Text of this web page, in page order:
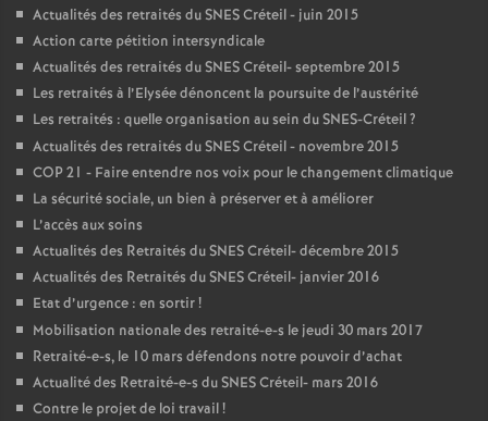
Actualités des retraités duSNESCréteil - juin 2015
Action carte pétition intersyndicale
Actualités des retraités duSNESCréteil- septembre 2015
Les retraités à l’Elysée dénoncent la poursuite de l’austérité
Les retraités : quelle organisation au sein duSNES-Créteil?
Actualités des retraités duSNESCréteil - novembre 2015
COP21 - Faire entendre nos voix pour le changement climatique
La sécurité sociale, un bien à préserver et à améliorer
L’accès aux soins
Actualités des Retraités duSNESCréteil- décembre 2015
Actualités des Retraités duSNESCréteil- janvier 2016
Etat d’urgence : en sortir!
Mobilisation nationale des retraité-e-s le jeudi 30 mars 2017
Retraité-e-s, le 10 mars défendons notre pouvoir d’achat
Actualité des Retraité-e-s duSNESCréteil- mars 2016
Contre le projet de loi travail!